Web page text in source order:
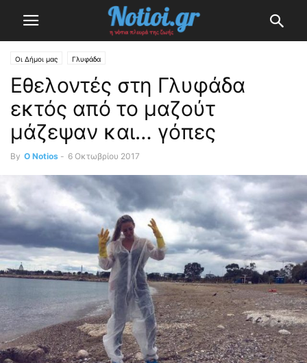
Οι Δήμοι μας Γλυφάδα
Εθελοντές στη Γλυφάδα
εκτός από το μαζούτ
μάζεψαν και… γόπες
By O Notios - 6 Οκτωβρίου 2017